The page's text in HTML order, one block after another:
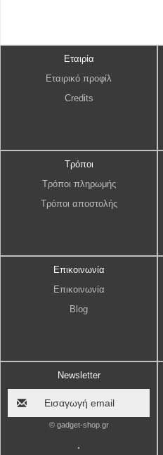
Εταιρία
Εταιρικό προφίλ
Credits
Τρόποι
Τρόποι πληρωμής
Τρόποι αποστολής
Επικοινωνία
Επικοινωνία
Blog
Newsletter
© gadget-shop.gr
.